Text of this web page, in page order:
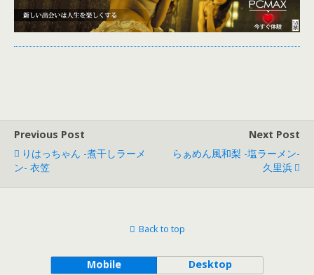
Previous Post
りはっちゃん -煮干しラーメ
ン- 衣笠
Next Post
らぁめん風和梨 -塩ラーメン-
久里浜
Back to top
Mobile Desktop